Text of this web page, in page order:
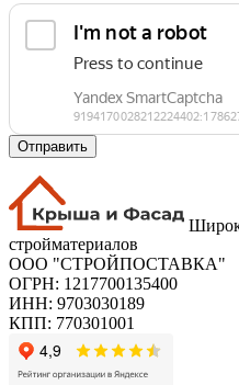
Отправить
стройматериалов
ООО "СТРОЙПОСТАВКА"
ОГРН: 1217700135400
ИНН: 9703030189
КПП: 770301001